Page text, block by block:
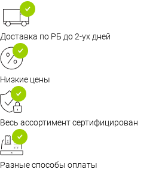
Доставка по РБ до 2-ух дней
Низкие цены
Весь ассортимент сертифицирован
Разные способы оплаты